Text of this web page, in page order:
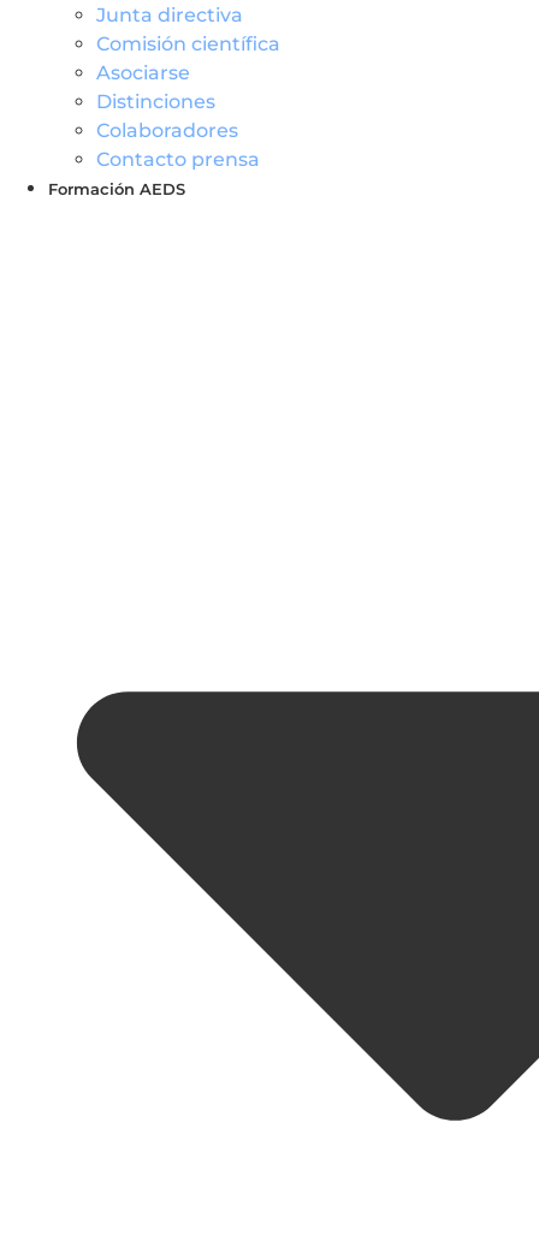
Junta directiva
Comisión científica
Asociarse
Distinciones
Colaboradores
Contacto prensa
Formación AEDS